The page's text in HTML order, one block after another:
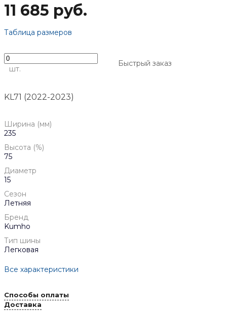
11 685 руб.
Таблица размеров
шт.
Быстрый заказ
KL71 (2022-2023)
Ширина (мм)
235
Высота (%)
75
Диаметр
15
Сезон
Летняя
Бренд
Kumho
Тип шины
Легковая
Все характеристики
Способы оплаты
Доставка